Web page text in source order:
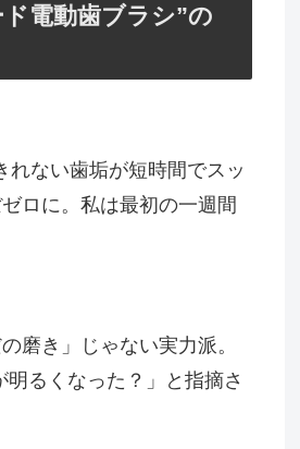
電動歯ブラシ”の
ない歯垢が短時間でスッ
ロに。私は最初の一週間
磨き」じゃない実力派。
るくなった？」と指摘さ